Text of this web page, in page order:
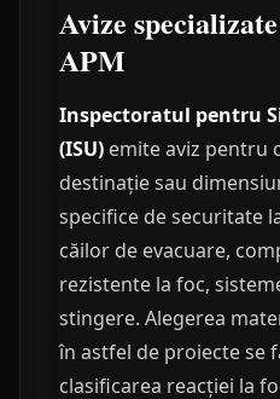
Avize
APM
Inspectoratul pentru
(ISU) emite aviz pentru
destinație sau
specifice de securitate
căilor de evacuare,
rezistente la foc,
stingere. Alegerea
în astfel de proiecte se
clasificarea reacției la